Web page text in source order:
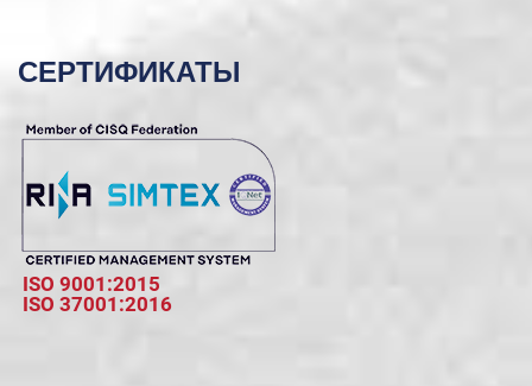
СЕРТИФИКАТЫ
ISO 9001:2015
ISO 37001:2016